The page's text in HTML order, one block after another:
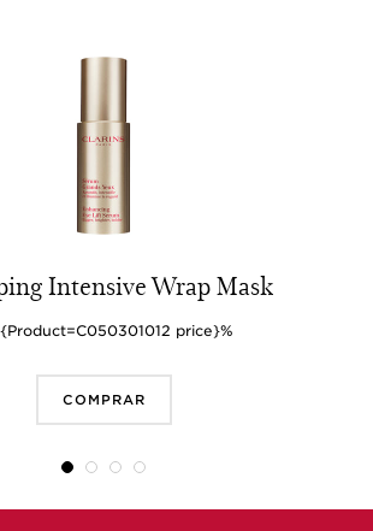
Intensive Wrap Mask
price}%
COMPRAR